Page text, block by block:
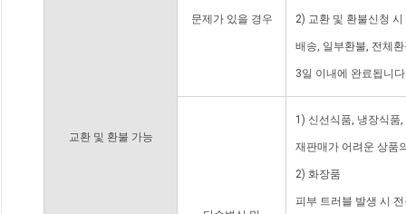
교환 및 환불 가능
문제가 있을 경우 2) 교환 및 환불신청
배송, 일부환불, 전체
3일 이내에 완료됩니
1) 신선식품, 냉장식품
재판매가 어려운 상품
2) 화장품
피부 트러블 발생 시